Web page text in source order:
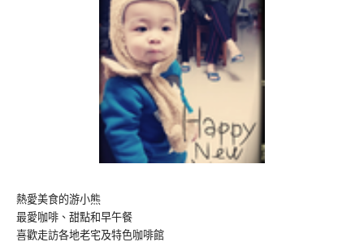
熱愛美食的游小熊
最愛咖啡、甜點和早午餐
喜歡走訪各地老宅及特色咖啡館